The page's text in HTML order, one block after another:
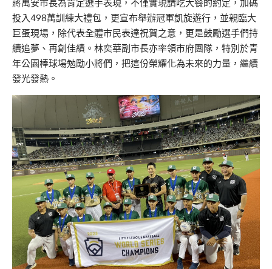
蔣萬安市長為肯定選手表現，不僅實現請吃大餐的約定，加碼
投入498萬訓練大禮包，更宣布舉辦冠軍凱旋遊行，並親臨大
巨蛋現場，除代表全體市民表達祝賀之意，更是鼓勵選手們持
續追夢、再創佳績。林奕華副市長亦率領市府團隊，特別於青
年公園棒球場勉勵小將們，把這份榮耀化為未來的力量，繼續
發光發熱。